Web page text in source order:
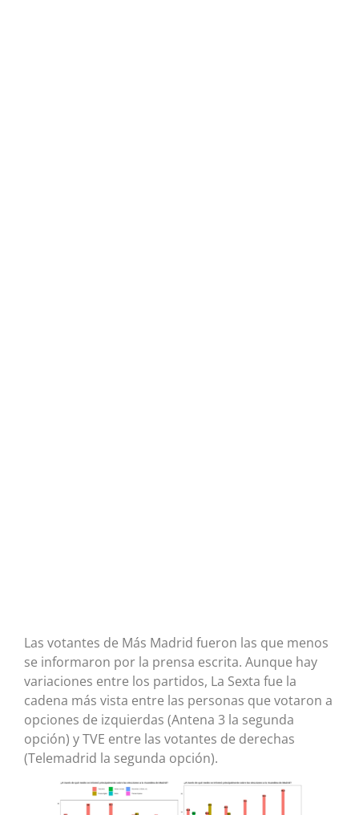
Las votantes de Más Madrid fueron las que menos
se informaron por la prensa escrita. Aunque hay
variaciones entre los partidos, La Sexta fue la
cadena más vista entre las personas que votaron a
opciones de izquierdas (Antena 3 la segunda
opción) y TVE entre las votantes de derechas
(Telemadrid la segunda opción).